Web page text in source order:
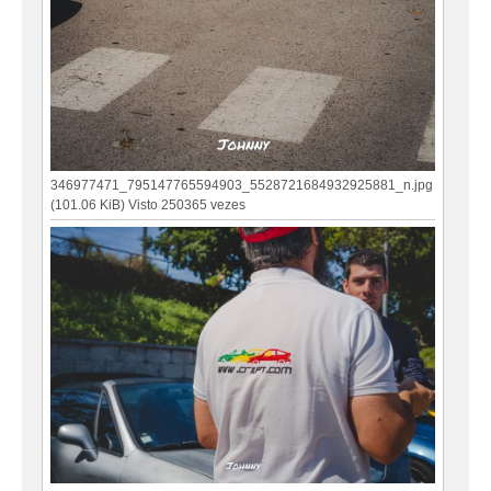
346977471_795147765594903_5528721684932925881_n.jpg
(101.06 KiB) Visto 250365 vezes